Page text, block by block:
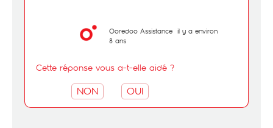
Ooredoo Assistance il y a environ
8 ans
Cette réponse vous a-t-elle aidé ?
NON OUI